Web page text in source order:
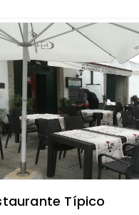
Típico